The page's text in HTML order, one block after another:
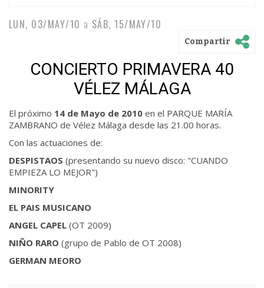
LUN, 03/MAY/10 a SÁB, 15/MAY/10
Compartir
CONCIERTO PRIMAVERA 40
VÉLEZ MÁLAGA
El próximo 14 de Mayo de 2010 en el PARQUE MARÍA
ZAMBRANO de Vélez Málaga desde las 21.00 horas.
Con las actuaciones de:
DESPISTAOS (presentando su nuevo disco: "CUANDO
EMPIEZA LO MEJOR")
MINORITY
EL PAIS MUSICANO
ANGEL CAPEL (OT 2009)
NIÑO RARO (grupo de Pablo de OT 2008)
GERMAN MEORO